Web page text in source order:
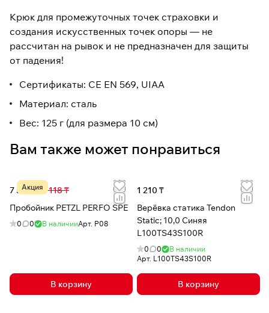
Крюк для промежуточных точек страховки и
создания искусственных точек опоры — не
рассчитан на рывок и не предназначен для защиты
от падения!
Сертификаты: CE EN 569, UIAA
Материал: сталь
Вес: 125 г (для размера 10 см)
Вам также может понравиться
Акция
7 522 ₸19 118 ₸
Пробойник PETZL PERFO SPE
0 0 В наличииАрт. P08
В корзину
1 210 ₸
Верёвка статика Tendon
Static; 10,0 Синяя
L100TS43S100R
0 0
В наличии
Арт. L100TS43S100R
В корзину